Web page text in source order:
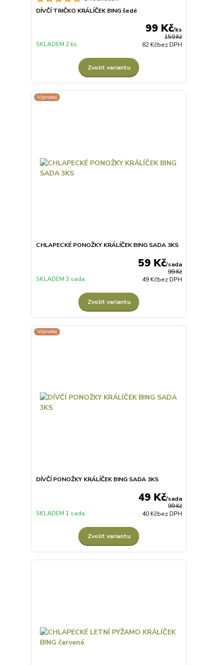
DÍVČÍ TRIČKO KRÁLÍČEK BING šedé
159 Kč
99 Kč/ks
82 Kčbez DPH
SKLADEM 2 ks
Zvolit variantu
Výprodej
CHLAPECKÉ PONOŽKY KRÁLÍČEK BING SADA 3KS
99 Kč
59 Kč/sada
49 Kčbez DPH
SKLADEM 3 sada
Zvolit variantu
Výprodej
DÍVČÍ PONOŽKY KRÁLÍČEK BING SADA 3KS
99 Kč
49 Kč/sada
40 Kčbez DPH
SKLADEM 1 sada
Zvolit variantu